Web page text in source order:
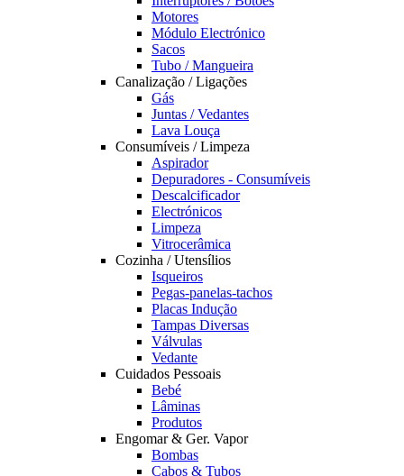
Motores
Módulo Electrónico
Sacos
Tubo / Mangueira
Canalização / Ligações
Gás
Juntas / Vedantes
Lava Louça
Consumíveis / Limpeza
Aspirador
Depuradores - Consumíveis
Descalcificador
Electrónicos
Limpeza
Vitrocerâmica
Cozinha / Utensílios
Isqueiros
Pegas-panelas-tachos
Placas Indução
Tampas Diversas
Válvulas
Vedante
Cuidados Pessoais
Bebé
Lâminas
Produtos
Engomar & Ger. Vapor
Bombas
Cabos & Tubos